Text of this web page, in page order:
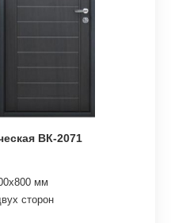
ВК-2071
мм
сторон